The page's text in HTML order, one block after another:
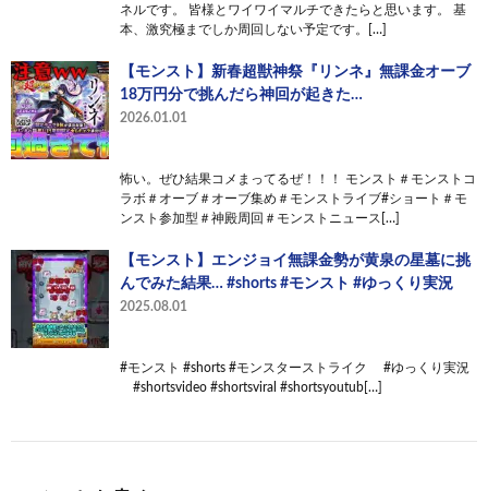
ネルです。 皆様とワイワイマルチできたらと思います。 基
本、激究極までしか周回しない予定です。[…]
【モンスト】新春超獣神祭『リンネ』無課金オーブ
18万円分で挑んだら神回が起きた…
2026.01.01
怖い。ぜひ結果コメまってるぜ！！！ モンスト＃モンストコ
ラボ＃オーブ＃オーブ集め＃モンストライブ#ショート＃モ
ンスト参加型＃神殿周回＃モンストニュース[…]
【モンスト】エンジョイ無課金勢が黄泉の星墓に挑
んでみた結果… #shorts #モンスト #ゆっくり実況
2025.08.01
#モンスト #shorts #モンスターストライク #ゆっくり実況
#shortsvideo #shortsviral #shortsyoutub[…]